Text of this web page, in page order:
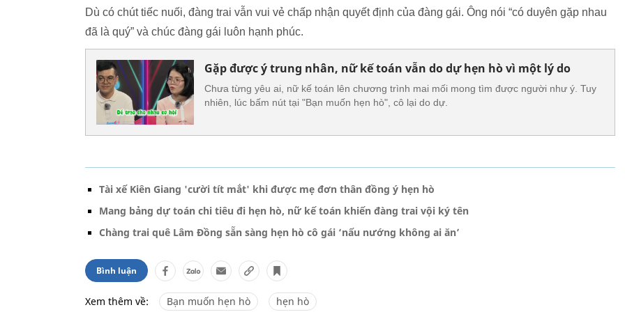
Dù có chút tiếc nuối, đàng trai vẫn vui vẻ chấp nhận quyết định của đàng gái. Ông nói “có duyên gặp nhau
đã là quý” và chúc đàng gái luôn hạnh phúc.
Gặp được ý trung nhân, nữ kế toán vẫn do dự hẹn hò vì một lý do
Chưa từng yêu ai, nữ kế toán lên chương trình mai mối mong tìm được người như ý. Tuy
nhiên, lúc bấm nút tại "Bạn muốn hẹn hò", cô lại do dự.
Tài xế Kiên Giang 'cười tít mắt' khi được mẹ đơn thân đồng ý hẹn hò
Mang bảng dự toán chi tiêu đi hẹn hò, nữ kế toán khiến đàng trai vội ký tên
Chàng trai quê Lâm Đồng sẵn sàng hẹn hò cô gái ‘nấu nướng không ai ăn’
Bình luận
Xem thêm về: Bạn muốn hẹn hò hẹn hò